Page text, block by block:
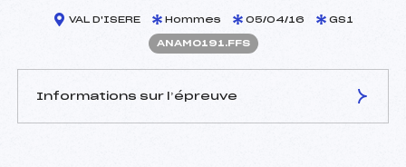
VAL D'ISERE Hommes 05/04/16 GS1
ANAM0191.FFS
Informations sur l’épreuve